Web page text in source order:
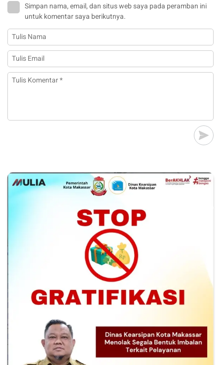
Simpan nama, email, dan situs web saya pada peramban ini
untuk komentar saya berikutnya.